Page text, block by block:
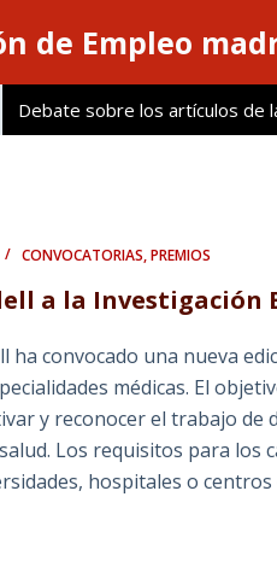
de Empleo
Debate sobre los artículos de
CONVOCATORIAS,PREMIOS
a la Investigación
ha convocado una nueva
médicas. El
y reconocer el trabajo
Los requisitos para
hospitales o